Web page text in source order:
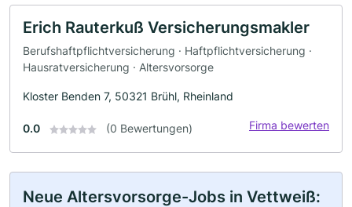
Erich Rauterkuß Versicherungsmakler
Berufshaftpflichtversicherung · Haftpflichtversicherung ·
Hausratversicherung · Altersvorsorge
Kloster Benden 7, 50321 Brühl, Rheinland
0.0 (0 Bewertungen) Firma bewerten
Neue Altersvorsorge-Jobs in Vettweiß: